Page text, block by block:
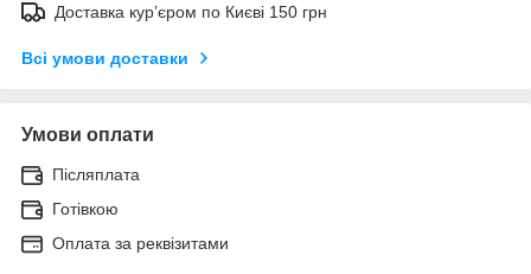
Доставка кур’єром по Києві 150 грн
Всі умови доставки
Умови оплати
Післяплата
Готівкою
Оплата за реквізитами